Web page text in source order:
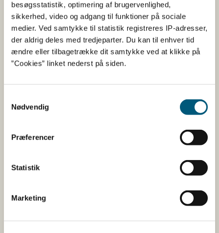
besøgsstatistik, optimering af brugervenlighed,
sikkerhed, video og adgang til funktioner på sociale
medier. Ved samtykke til statistik registreres IP-adresser,
der aldrig deles med tredjeparter. Du kan til enhver tid
ændre eller tilbagetrække dit samtykke ved at klikke på
”Cookies” linket nederst på siden.
Nødvendig
Præferencer
Statistik
Marketing
Jyllands østkyst
syd for
Djursland og
Fyn
71*
(M.
Kattegat syd,
Nord- og